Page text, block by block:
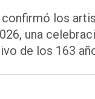
los
una
de los 163